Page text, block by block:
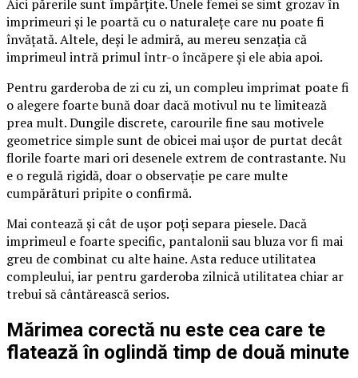
Aici părerile sunt împărțite. Unele femei se simt grozav în
imprimeuri și le poartă cu o naturalețe care nu poate fi
învățată. Altele, deși le admiră, au mereu senzația că
imprimeul intră primul într-o încăpere și ele abia apoi.
Pentru garderoba de zi cu zi, un compleu imprimat poate fi
o alegere foarte bună doar dacă motivul nu te limitează
prea mult. Dungile discrete, carourile fine sau motivele
geometrice simple sunt de obicei mai ușor de purtat decât
florile foarte mari ori desenele extrem de contrastante. Nu
e o regulă rigidă, doar o observație pe care multe
cumpărături pripite o confirmă.
Mai contează și cât de ușor poți separa piesele. Dacă
imprimeul e foarte specific, pantalonii sau bluza vor fi mai
greu de combinat cu alte haine. Asta reduce utilitatea
compleului, iar pentru garderoba zilnică utilitatea chiar ar
trebui să cântărească serios.
Mărimea corectă nu este cea care te
flatează în oglindă timp de două minute